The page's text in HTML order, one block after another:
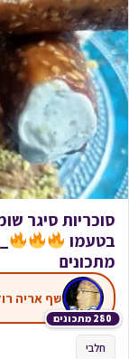
סוכריות סיגר
בטעמו
מתכונים
280 מתכונים
שף אריה
חלבי